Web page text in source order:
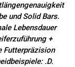
und Solid Bars.
Lebensdauer
+
Futterpräzision
.D.